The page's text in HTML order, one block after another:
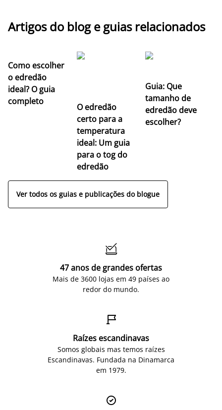
Artigos do blog e guias relacionados
Como escolher
o edredão
ideal? O guia
completo
O edredão
certo para a
temperatura
ideal: Um guia
para o tog do
edredão
Guia: Que
tamanho de
edredão deve
escolher?
Ver todos os guias e publicações do blogue

47 anos de grandes ofertas
Mais de 3600 lojas em 49 países ao
redor do mundo.

Raízes escandinavas
Somos globais mas temos raízes
Escandinavas. Fundada na Dinamarca
em 1979.
